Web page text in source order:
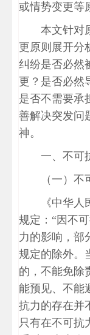
或情势变更等
本文针对
更原则展开分
纠纷是否必然
更？是否必然
是否不需要承
善解决突发问
神。
一、不可
（一）
《中华
规定：“因不
力的影响，部
规定的除外。
的，不能免除
能预见、不能
抗力的存在并
只有在不可抗